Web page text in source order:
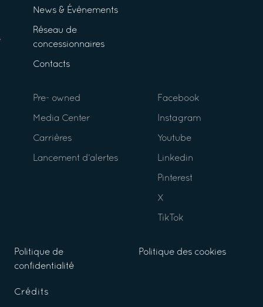
News & Événements
Réseau de
concessionnaires
Contacts
Pre- owned
Media Center
Carrières
Lancement d’alertes
Facebook
Instagram
Youtube
Linkedin
Pinterest
X
TikTok
Politique de
confidentialité
Politique des cookies
Crédits